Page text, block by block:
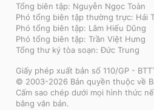
Tổng biên tập: Nguyễn Ngọc Toàn
Phó tổng biên tập thường trực: Hải
Phó tổng biên tập: Lâm Hiếu Dũng
Phó tổng biên tập: Trần Việt Hưng
Tổng thư ký tòa soạn: Đức Trung
Giấy phép xuất bản số 110/GP -
© 2003-2026 Bản quyền thuộc về
Cấm sao chép dưới mọi hình thức
bằng văn bản.